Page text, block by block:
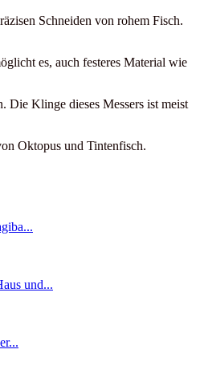
Schneiden von rohem Fisch.
es, auch festeres Material wie
Die Klinge dieses Messers ist meist
Oktopus und Tintenfisch.